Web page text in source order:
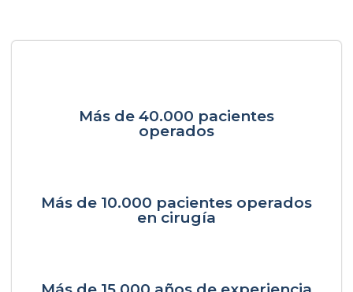
Más de 40.000 pacientes
operados
Más de 10.000 pacientes operados
en cirugía